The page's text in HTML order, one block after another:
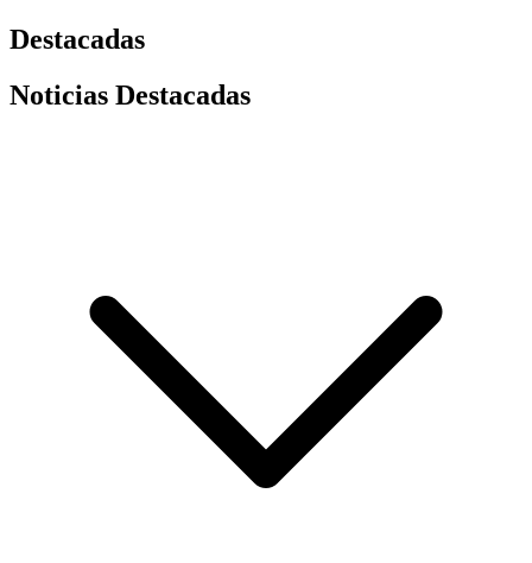
Destacadas
Noticias Destacadas